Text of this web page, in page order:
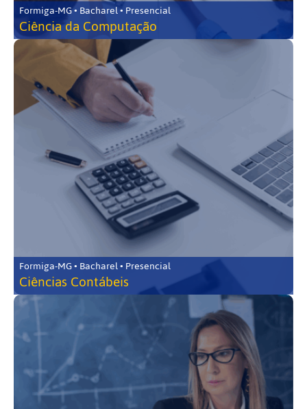
Formiga-MG • Bacharel • Presencial
Ciência da Computação
Formiga-MG • Bacharel • Presencial
Ciências Contábeis